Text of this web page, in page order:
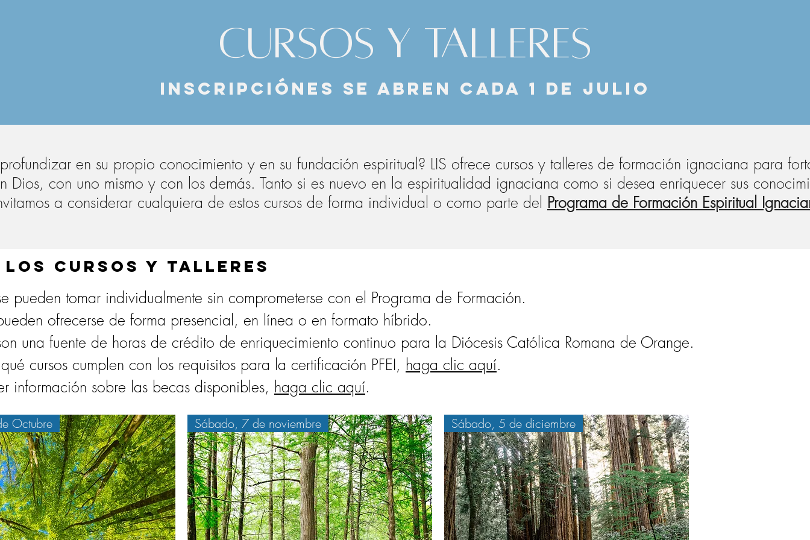
cursos y talleres
inscripciónes se abren cada 1 de julio
en su propio conocimiento y en su fundación espiritual? LIS ofrece cursos y talleres de formación ignaciana para
Dios, con uno mismo y con los demás. Tanto si es nuevo en la espiritualidad ignaciana como si desea enriquecer sus
a considerar cualquiera de estos cursos de forma individual o como parte del Programa de Formación Espiritual
los cursos y talleres
pueden tomar individualmente sin comprometerse con el Programa de Formación.
ofrecerse de forma presencial, en línea o en formato híbrido.
una fuente de horas de crédito de enriquecimiento continuo para la Diócesis Católica Romana de Orange.
cursos cumplen con los requisitos para la certificación PFEI, haga clic aquí.
información sobre las becas disponibles, haga clic aquí.
Octubre Sábado, 7 de noviembre Sábado, 5 de diciembre